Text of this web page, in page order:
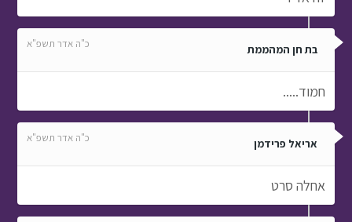
בת חן המהממת כ"ה אדר תשפ"א
חמוד.....
אריאל פרידמן כ"ה אדר תשפ"א
אחלה סרט